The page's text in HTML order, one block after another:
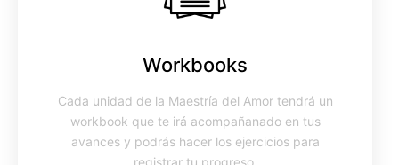
Workbooks
Cada unidad de la Maestría del Amor tendrá un
workbook que te irá acompañanado en tus
avances y podrás hacer los ejercicios para
registrar tu progreso.